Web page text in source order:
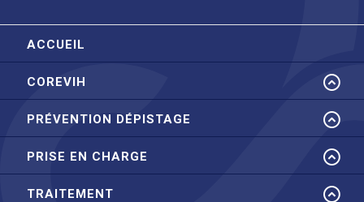
ACCUEIL
COREVIH
PRÉVENTION DÉPISTAGE
PRISE EN CHARGE
TRAITEMENT